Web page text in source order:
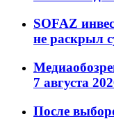
SOFAZ
не раскрыл
7 августа
После